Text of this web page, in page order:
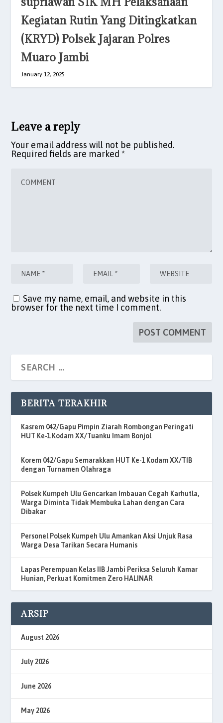
Kegiatan Rutin Yang Ditingkatkan
(KRYD) Polsek Jajaran Polres
Muaro Jambi
January 12, 2025
Leave a reply
Your email address will not be published.
Required fields are marked *
Save my name, email, and website in this
browser for the next time I comment.
BERITA TERAKHIR
Kasrem 042/Gapu Pimpin Ziarah Rombongan Peringati
HUT Ke-1 Kodam XX/Tuanku Imam Bonjol
Korem 042/Gapu Semarakkan HUT Ke-1 Kodam XX/TIB
dengan Turnamen Olahraga
Polsek Kumpeh Ulu Gencarkan Imbauan Cegah Karhutla,
Warga Diminta Tidak Membuka Lahan dengan Cara
Dibakar
Personel Polsek Kumpeh Ulu Amankan Aksi Unjuk Rasa
Warga Desa Tarikan Secara Humanis
Lapas Perempuan Kelas IIB Jambi Periksa Seluruh Kamar
Hunian, Perkuat Komitmen Zero HALINAR
ARSIP
August 2026
July 2026
June 2026
May 2026